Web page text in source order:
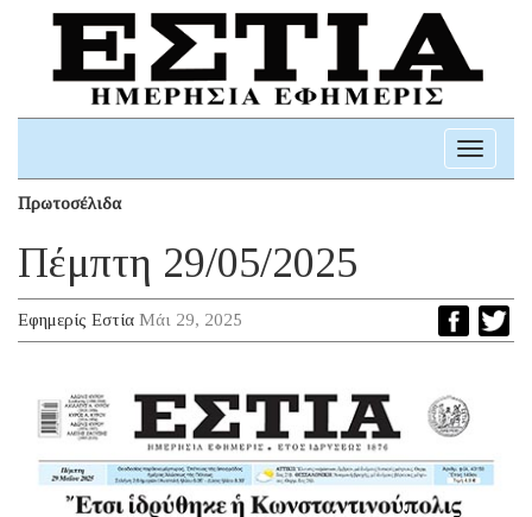
Toggle
Πρωτοσέλιδα
Πέμπτη 29/05/2025
Εφημερίς Εστία Μάι 29, 2025